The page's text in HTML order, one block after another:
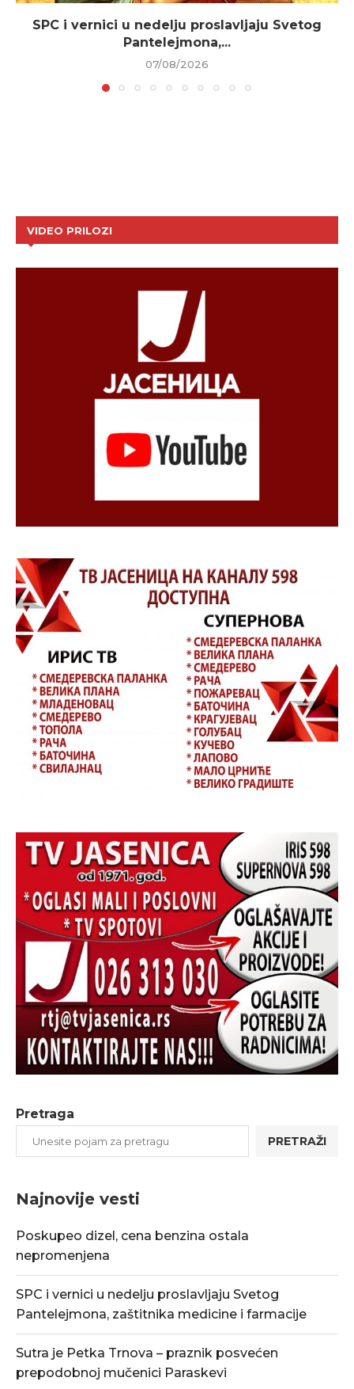
SPC i vernici u nedelju proslavljaju Svetog
Pantelejmona,...
07/08/2026
VIDEO PRILOZI
Pretraga
PRETRAŽI
Najnovije vesti
Poskupeo dizel, cena benzina ostala
nepromenjena
SPC i vernici u nedelju proslavljaju Svetog
Pantelejmona, zaštitnika medicine i farmacije
Sutra je Petka Trnova – praznik posvećen
prepodobnoj mučenici Paraskevi